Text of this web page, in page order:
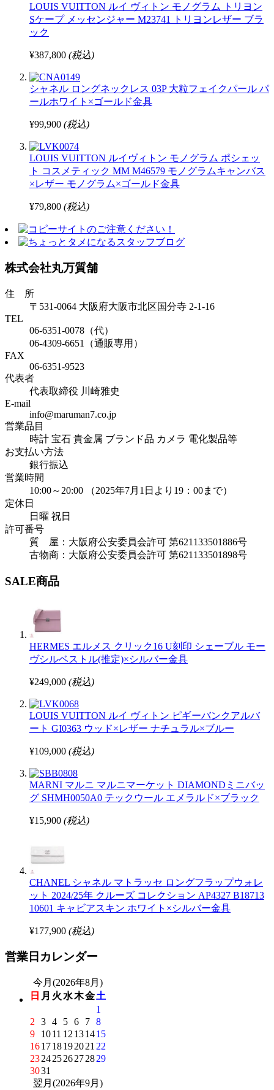
LOUIS VUITTON ルイ ヴィトン モノグラム トリヨン
Sケープ メッセンジャー M23741 トリヨンレザー ブラ
ック
¥387,800 (税込)
シャネル ロングネックレス 03P 大粒フェイクパール パ
ールホワイト×ゴールド金具
¥99,900 (税込)
LOUIS VUITTON ルイヴィトン モノグラム ポシェッ
ト コスメティック MM M46579 モノグラムキャンバス
×レザー モノグラム×ゴールド金具
¥79,800 (税込)
株式会社丸万質舗
住 所
〒531-0064 大阪府大阪市北区国分寺 2-1-16
TEL
06-6351-0078（代）
06-4309-6651（通販専用）
FAX
06-6351-9523
代表者
代表取締役 川崎雅史
E-mail
info@maruman7.co.jp
営業品目
時計 宝石 貴金属 ブランド品 カメラ 電化製品等
お支払い方法
銀行振込
営業時間
10:00～20:00 （2025年7月1日より19：00まで）
定休日
日曜 祝日
許可番号
質 屋：大阪府公安委員会許可 第621133501886号
古物商：大阪府公安委員会許可 第621133501898号
SALE商品
HERMES エルメス クリック16 U刻印 シェーブル モー
ヴシルベストル(推定)×シルバー金具
¥249,000 (税込)
LOUIS VUITTON ルイ ヴィトン ピギーバンクアルバ
ート GI0363 ウッド×レザー ナチュラル×ブルー
¥109,000 (税込)
MARNI マルニ マルニマーケット DIAMONDミニバッ
グ SHMH0050A0 テックウール エメラルド×ブラック
¥15,900 (税込)
CHANEL シャネル マトラッセ ロングフラップウォレ
ット 2024/25年 クルーズ コレクション AP4327 B18713
10601 キャビアスキン ホワイト×シルバー金具
¥177,900 (税込)
営業日カレンダー
今月(2026年8月)
日 月 火 水木金土
1
2
3 4 5 6 7 8
9
1011 12 131415
161718192021 22
23242526272829
3031
翌月(2026年9月)